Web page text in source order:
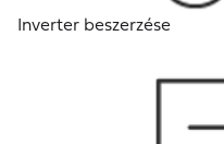
Inverter beszerzése